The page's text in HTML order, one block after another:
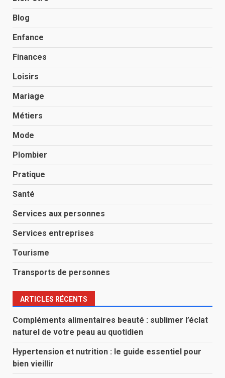
Blog
Enfance
Finances
Loisirs
Mariage
Métiers
Mode
Plombier
Pratique
Santé
Services aux personnes
Services entreprises
Tourisme
Transports de personnes
ARTICLES RÉCENTS
Compléments alimentaires beauté : sublimer l’éclat
naturel de votre peau au quotidien
Hypertension et nutrition : le guide essentiel pour
bien vieillir